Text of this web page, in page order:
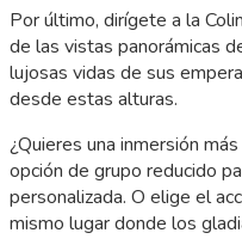
Por último, dirígete a la
de las vistas panorámicas
lujosas vidas de sus
desde estas alturas.
¿Quieres una inmersión
opción de grupo reducido
personalizada. O elige el
mismo lugar donde los